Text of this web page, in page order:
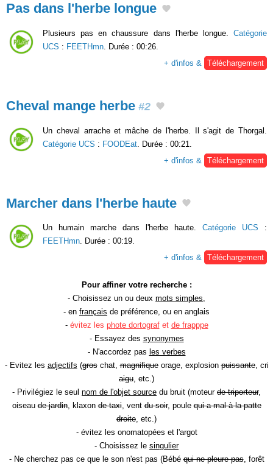
Pas dans l'herbe longue
Plusieurs pas en chaussure dans l'herbe longue. Catégorie
UCS : FEETHmn . Durée : 00:26.
+ d'infos &
Téléchargement
Cheval mange herbe #2
Un cheval arrache et mâche de l'herbe. Il s'agit de Thorgal.
Catégorie UCS : FOODEat . Durée : 00:21.
+ d'infos &
Téléchargement
Marcher dans l'herbe haute
Un humain marche dans l'herbe haute. Catégorie UCS :
FEETHmn. Durée : 00:19.
+ d'infos & Téléchargement
Pour affiner votre recherche :
- Choisissez un ou deux mots simples,
- en français de préférence, ou en anglais
- évitez les phote dortografet de frapppe
- Essayez des synonymes
- N'accordez pas les verbes
- Evitez les adjectifs (groschat,magnifiqueorage, explosionpuissante, cri
aigu, etc.)
- Privilégiez le seul nom de l'objet source du bruit (moteur de triporteur,
oiseaude jardin, klaxonde taxi, ventdu soir, poulequi a mal à la patte
droite, etc.)
- évitez les onomatopées et l'argot
- Choisissez le singulier
- Ne cherchez pas ce que le son n'est pas (Bébéqui ne pleure pas, forêt